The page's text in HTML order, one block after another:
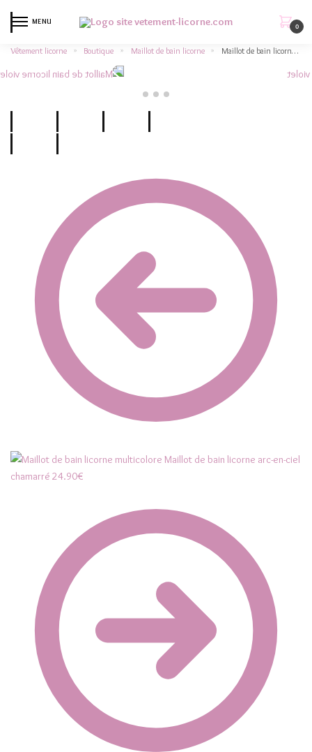
MENU
0
Vêtement licorne » Boutique » Maillot de bain licorne » Maillot de bain licorne violet chatoyant
Maillot de bain licorne arc-en-ciel
chamarré 24.90€